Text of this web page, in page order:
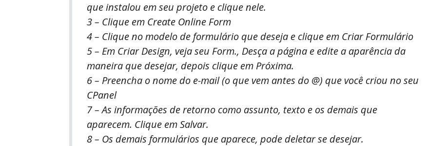
que instalou em seu projeto e clique nele.
3 – Clique em Create Online Form
4 – Clique no modelo de formulário que deseja e clique em Criar Formulário
5 – Em Criar Design, veja seu Form., Desça a página e edite a aparência da
maneira que desejar, depois clique em Próxima.
6 – Preencha o nome do e-mail (o que vem antes do @) que você criou no seu
CPanel
7 – As informações de retorno como assunto, texto e os demais que
aparecem. Clique em Salvar.
8 – Os demais formulários que aparece, pode deletar se desejar.